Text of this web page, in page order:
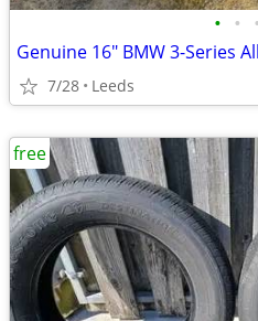
• • •
7/28 Leeds
free